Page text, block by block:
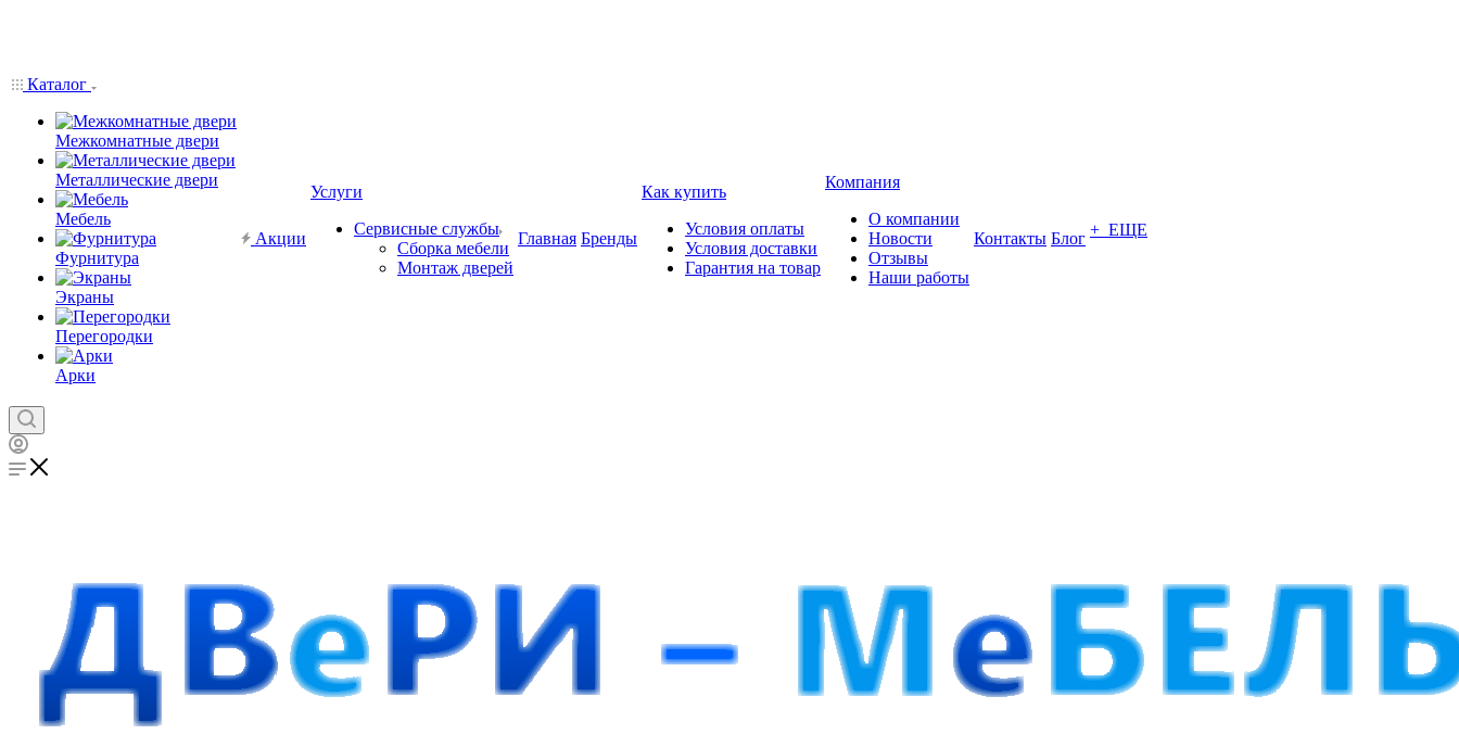
Каталог
Межкомнатные двери
Металлические двери
Мебель
Фурнитура
Экраны
Перегородки
Арки
Акции
Услуги
Сервисные службы
Сборка мебели
Монтаж дверей
Главная Бренды
Как купить
Условия оплаты
Условия доставки
Гарантия на товар
Компания
О компании
Новости
Отзывы
Наши работы
Контакты Блог + ЕЩЕ